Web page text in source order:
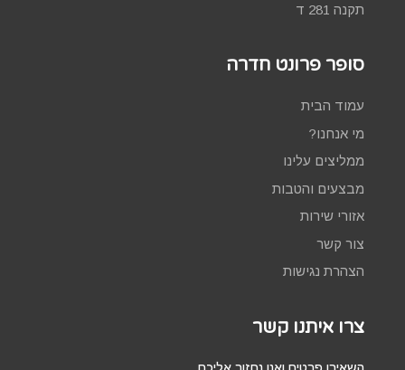
תקנה 281 ד
סופר פרונט חדרה
עמוד הבית
מי אנחנו?
ממליצים עלינו
מבצעים והטבות
אזורי שירות
צור קשר
הצהרת נגישות
צרו איתנו קשר
השאירו פרטים ואנו נחזור אליכם